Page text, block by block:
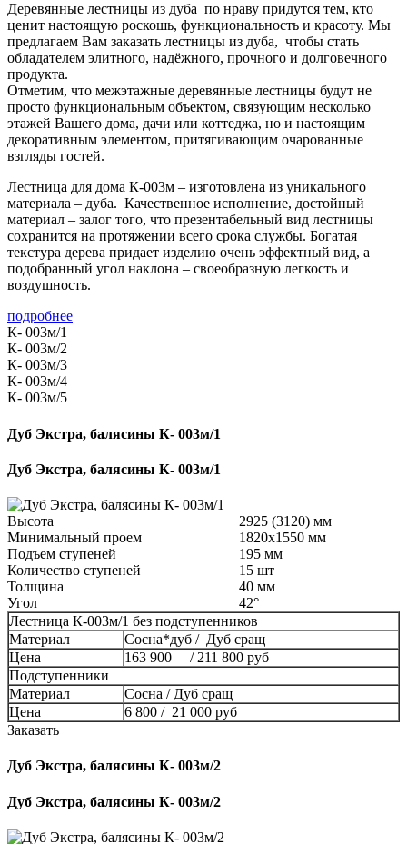
Деревянные лестницы из дуба по нраву придутся тем, кто
ценит настоящую роскошь, функциональность и красоту. Мы
предлагаем Вам заказать лестницы из дуба, чтобы стать
обладателем элитного, надёжного, прочного и долговечного
продукта.
Отметим, что межэтажные деревянные лестницы будут не
просто функциональным объектом, связующим несколько
этажей Вашего дома, дачи или коттеджа, но и настоящим
декоративным элементом, притягивающим очарованные
взгляды гостей.
Лестница для дома К-003м – изготовлена из уникального
материала – дуба. Качественное исполнение, достойный
материал – залог того, что презентабельный вид лестницы
сохранится на протяжении всего срока службы. Богатая
текстура дерева придает изделию очень эффектный вид, а
подобранный угол наклона – своеобразную легкость и
воздушность.
подробнее
К- 003м/1
К- 003м/2
К- 003м/3
К- 003м/4
К- 003м/5
Дуб Экстра, балясины К- 003м/1
Дуб Экстра, балясины К- 003м/1
Высота
2925 (3120) мм
Минимальный проем
1820x1550 мм
Подъем ступеней
195 мм
Количество ступеней
15 шт
Толщина
40 мм
Угол
42°
Лестница К-003м/1 без подступенников
Материал
Сосна*дуб / Дуб сращ
Цена
163 900 / 211 800 руб
Подступенники
Материал
Сосна / Дуб сращ
Цена
6 800 / 21 000 руб
Заказать
Дуб Экстра, балясины К- 003м/2
Дуб Экстра, балясины К- 003м/2